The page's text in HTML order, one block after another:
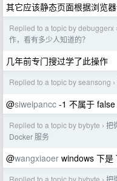
其它应该静态页面根据浏览
Replied to a topic by debuggerx ›
作，看有多少人知道的？
几年前专门搜过学了此操作
Replied to a topic by seansong ›
@siweipancc -1 不属于
Replied to a topic by bybyte › 把
Docker 服务
@wangxiaoer windows 下是
Replied to a topic by bybyte 把